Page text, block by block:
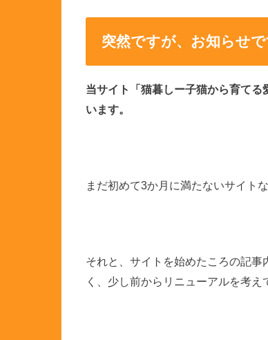
突然ですが、お知らせ
当サイト「猫暮しー子猫から育て
います。
まだ初めて3か月に満たないサイト
それと、サイトを始めたころの記
く、少し前からリニューアルを考え